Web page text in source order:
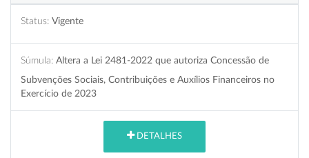
Status: Vigente
Súmula: Altera a Lei 2481-2022 que autoriza Concessão de
Subvenções Sociais, Contribuições e Auxílios Financeiros no
Exercício de 2023
DETALHES